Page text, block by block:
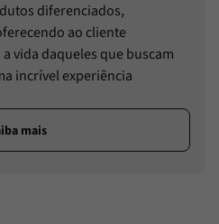
diferenciados,
ao cliente
vida daqueles que buscam
incrível experiência
mais